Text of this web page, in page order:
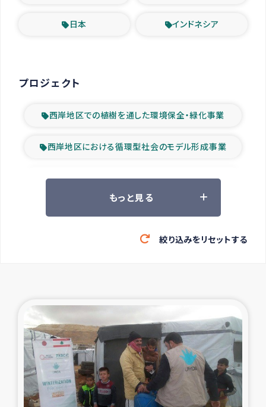
日本 インドネシア
プロジェクト
西岸地区での植樹を通した環境保全・緑化事業
西岸地区における循環型社会のモデル形成事業
ツアー参加者の声
緊急救援の時代
東ティモール豪雨緊急支援
大雨による洪水被災者支援
カカオ生産者支援事業
シリア国内避難民・帰還民の生活再建支援
もっと見る
絞り込みをリセットする